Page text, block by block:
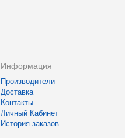
Информация
Производители
Доставка
Контакты
Личный Кабинет
История заказов